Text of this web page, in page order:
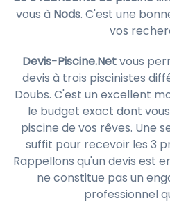
vous à Nods. C'est une
vos
Devis-Piscine.Netvous
devis à trois piscinistes
Doubs. C'est un excellent
le budget exact dont
piscine de vos rêves. Une
suffit pour recevoir les 3
Rappellons qu'un devis est
ne constitue pas un
professionnel